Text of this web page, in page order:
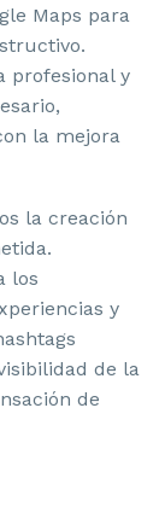
Maps para
profesional y
la mejora
la creación
los
y
de la
de